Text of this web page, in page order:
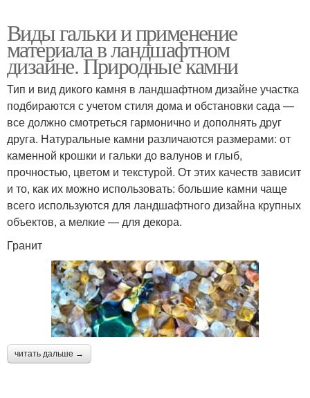
Виды гальки и применение
материала в ландшафтном
дизайне. Природные камни
Тип и вид дикого камня в ландшафтном дизайне участка
подбираются с учетом стиля дома и обстановки сада —
все должно смотреться гармонично и дополнять друг
друга. Натуральные камни различаются размерами: от
каменной крошки и гальки до валунов и глыб,
прочностью, цветом и текстурой. От этих качеств зависит
и то, как их можно использовать: большие камни чаще
всего используются для ландшафтного дизайна крупных
объектов, а мелкие — для декора.
Гранит
читать дальше →